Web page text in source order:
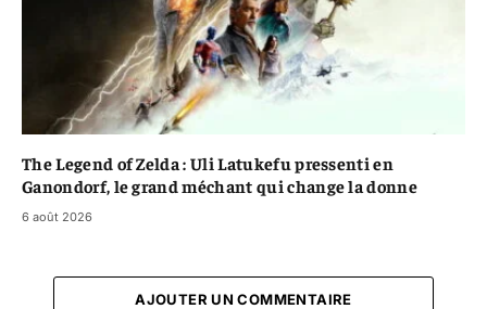
The Legend of Zelda : Uli Latukefu pressenti en
Ganondorf, le grand méchant qui change la donne
6 août 2026
AJOUTER UN COMMENTAIRE